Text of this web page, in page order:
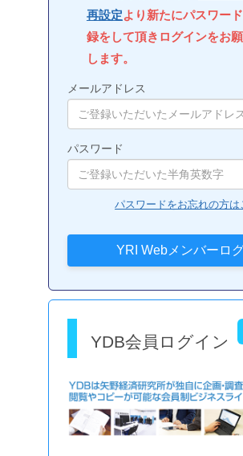
再設定より新たにパスワー
録をして頂きログインをお
します。
メールアドレス
パスワード
パスワードをお忘れの方は
YDB会員ログイン